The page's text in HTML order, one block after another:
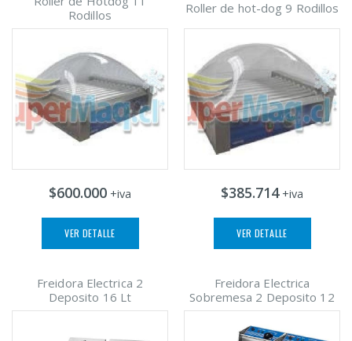
Rodillos
$600.000 +iva
VER DETALLE
Roller de hot-dog 9 Rodillos
$385.714+iva
VER DETALLE
Freidora Electrica 2
Deposito 16 Lt
Freidora Electrica
Sobremesa 2 Deposito 12